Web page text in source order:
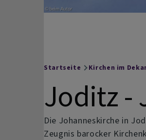
Breadcrumb
Startseite Kirchen im
Joditz -
Die Johanneskirche in
Zeugnis barocker